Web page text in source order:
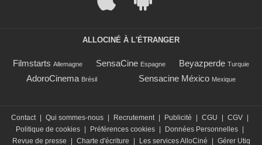
ALLOCINÉ À L'ÉTRANGER
Filmstarts Allemagne SensaCine Espagne Beyazperde Turquie
AdoroCinema Brésil Sensacine México Mexique
Contact | Qui sommes-nous | Recrutement | Publicité | CGU | CGV |
Politique de cookies | Préférences cookies | Données Personnelles |
Revue de presse
| Charte d'écriture | Les services AlloCiné | Gérer Utiq